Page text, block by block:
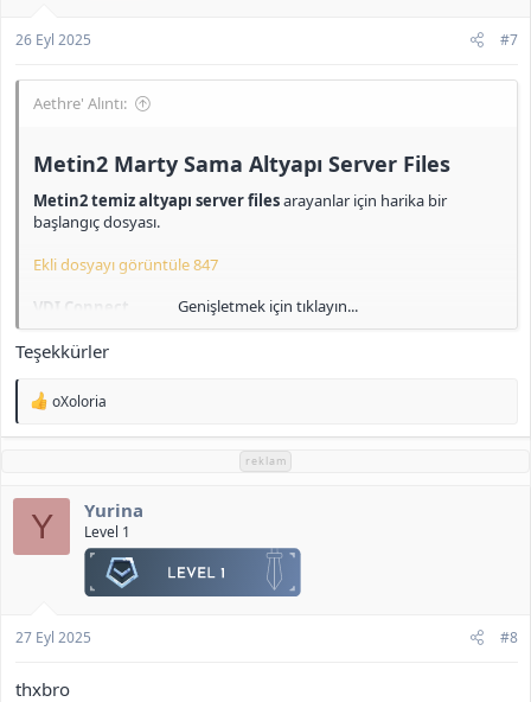
26 Eyl 2025 #7
Aethre' Alıntı:
Metin2 Marty Sama Altyapı Server Files​
Metin2 temiz altyapı server filesarayanlar için harika bir
başlangıç dosyası.
Ekli dosyayı görüntüle 847
VDI Connect
id: root
pass: 123
Mysql Local
id: root
pass: admin
id: admin
pass: admin
Game users
id: admin pass: admin
id: admin3 pass: admin
id: admin4 pass: admin
Genişletmek için tıklayın...
Teşekkürler
T
p
l
e
:
oXoloria
reklam
Y Yurina
Level 1
27 Eyl 2025 #8
thxbro